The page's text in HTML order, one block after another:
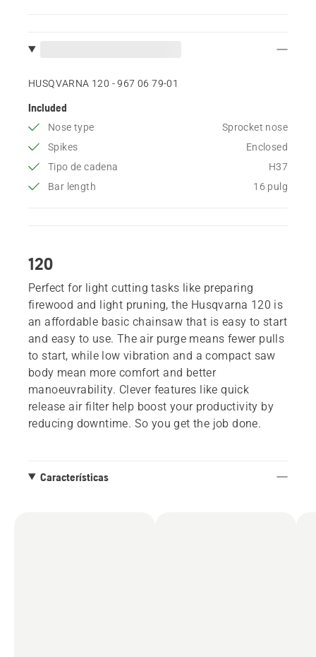
HUSQVARNA 120 - 967 06 79‑01
Included
Nose type
Sprocket nose
Spikes
Enclosed
Tipo de cadena
H37
Bar length
16 pulg
120
Perfect for light cutting tasks like preparing
firewood and light pruning, the Husqvarna 120 is
an affordable basic chainsaw that is easy to start
and easy to use. The air purge means fewer pulls
to start, while low vibration and a compact saw
body mean more comfort and better
manoeuvrability. Clever features like quick
release air filter help boost your productivity by
reducing downtime. So you get the job done.
Características